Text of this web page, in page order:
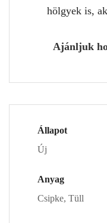
hölgyek is,
Ajánljuk
Állapot
Új
Anyag
Csipke, Tüll